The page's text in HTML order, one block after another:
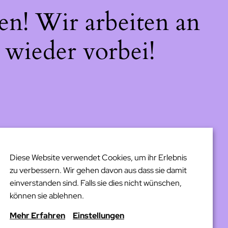
Wir arbeiten an
vorbei!
Diese Website verwendet Cookies, um ihr Erlebnis
zu verbessern. Wir gehen davon aus dass sie damit
einverstanden sind. Falls sie dies nicht wünschen,
können sie ablehnen.
Mehr Erfahren
Einstellungen